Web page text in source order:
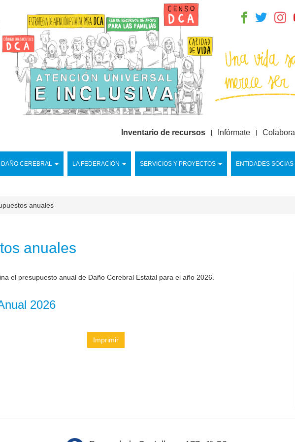
DAÑO CEREBRAL LA FEDERACIÓN SERVICIOS Y PROYECTOS ENTIDADES SOCIAS
Inventario de recursos Infórmate Colabora
anuales
anuales
el presupuesto anual de Daño Cerebral Estatal para el año 2026.
2026
Imprimir